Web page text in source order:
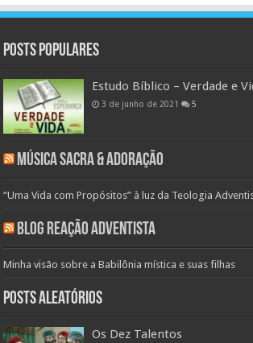
Posts populares
Estudo Bíblico – Verdade e
3 de junho de 2021 5
Música Sacra & Adoração
“Uma Vida com Propósitos” à luz da Teologia
Blog Reação Adventista
Minha visão sobre a Babilônia mística e suas filhas
Posts aleatórios
Os Dez Talentos